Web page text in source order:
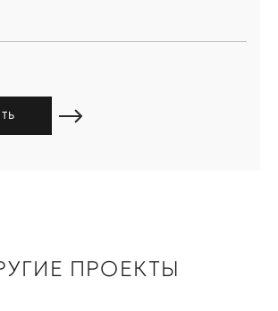
ПРОЕКТЫ